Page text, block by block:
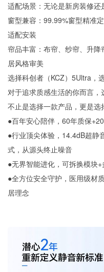
适配场景：无论是新房装修
窗型兼容：99.99%窗型精准
适配安装
帘品丰富：布帘、纱帘、升
居风格审美
选择科创者（KCZ）5Ultra，
对于追求质感生活的你而言，
不止是选择一款产品，更是选
●百年安心陪伴，60年质保
●行业顶尖体验，14.4dB超静
式，从源头终止噪音
●无界智能进化，可拆换模块
●全方位安全守护，医用级材
居理念